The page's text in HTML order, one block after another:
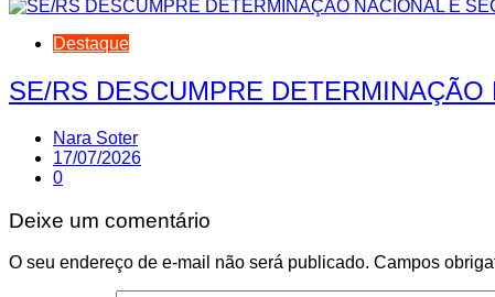
Destaque
SE/RS DESCUMPRE
Nara Soter
17/07/2026
0
Deixe um comentário
O seu endereço de e-mail não será publicado. Campos